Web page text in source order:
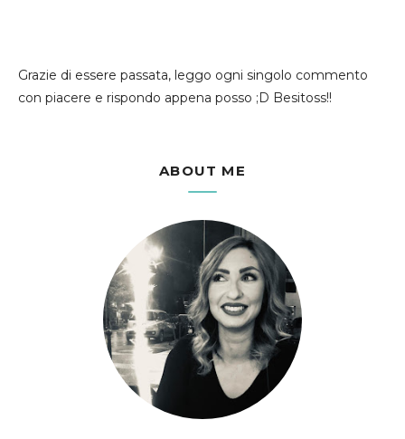
Grazie di essere passata, leggo ogni singolo commento
con piacere e rispondo appena posso ;D Besitoss!!
ABOUT ME